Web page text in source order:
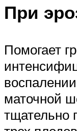
При
Помогает
маточной
тщательно